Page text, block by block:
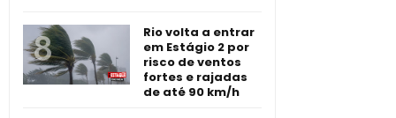
Rio volta a entrar
em Estágio 2 por
risco de ventos
fortes e rajadas
de até 90 km/h